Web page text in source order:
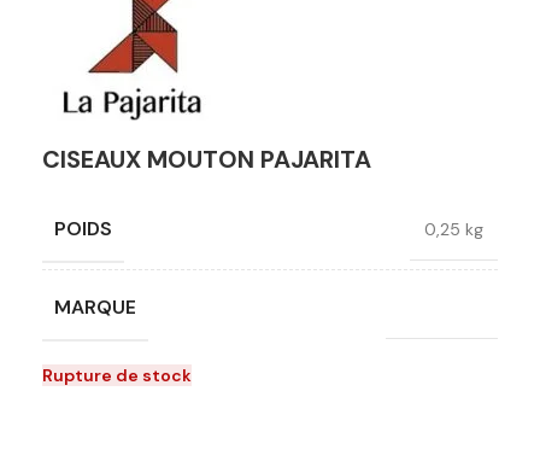
CISEAUX MOUTON PAJARITA
POIDS 0,25 kg
MARQUE
Rupture de stock